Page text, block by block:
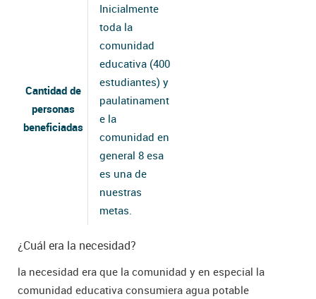
Cantidad de
personas
beneficiadas
Inicialmente
toda la
comunidad
educativa (400
estudiantes) y
paulatinament
e la
comunidad en
general 8 esa
es una de
nuestras
metas.
¿Cuál era la necesidad?
la necesidad era que la comunidad y en especial la
comunidad educativa consumiera agua potable